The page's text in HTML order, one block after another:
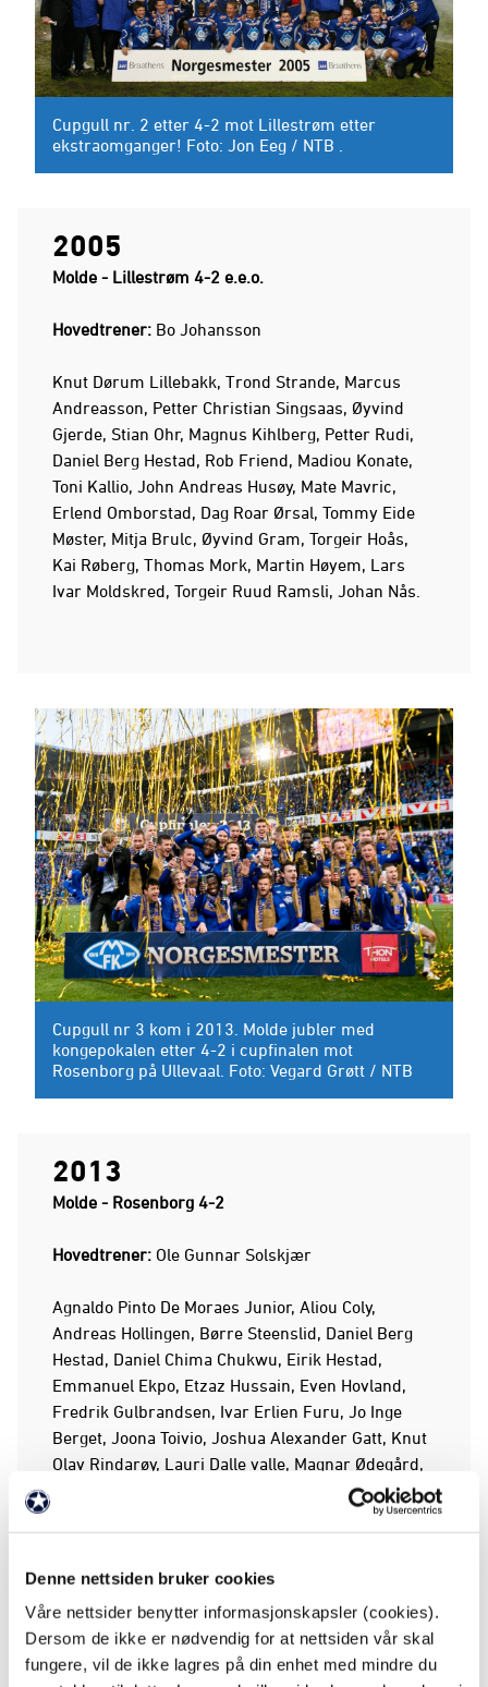
Denne nettsiden bruker cookies
Våre nettsider benytter informasjonskapsler (cookies).
Dersom de ikke er nødvendig for at nettsiden vår skal
fungere, vil de ikke lagres på din enhet med mindre du
Cupgull nr. 2 etter 4-2 mot Lillestrøm etter
ekstraomganger! Foto: Jon Eeg / NTB .
2005
Molde - Lillestrøm 4-2 e.e.o.
Hovedtrener: Bo Johansson
Knut Dørum Lillebakk, Trond Strande, Marcus
Andreasson, Petter Christian Singsaas, Øyvind
Gjerde, Stian Ohr, Magnus Kihlberg, Petter Rudi,
Daniel Berg Hestad, Rob Friend, Madiou Konate,
Toni Kallio, John Andreas Husøy, Mate Mavric,
Erlend Omborstad, Dag Roar Ørsal, Tommy Eide
Møster, Mitja Brulc, Øyvind Gram, Torgeir Hoås,
Kai Røberg, Thomas Mork, Martin Høyem, Lars
Ivar Moldskred, Torgeir Ruud Ramsli, Johan Nås.
Cupgull nr 3 kom i 2013. Molde jubler med
kongepokalen etter 4-2 i cupfinalen mot
Rosenborg på Ullevaal. Foto: Vegard Grøtt / NTB
2013
Molde - Rosenborg 4-2
Hovedtrener: Ole Gunnar Solskjær
Agnaldo Pinto De Moraes Junior, Aliou Coly,
Andreas Hollingen, Børre Steenslid, Daniel Berg
Hestad, Daniel Chima Chukwu, Eirik Hestad,
Emmanuel Ekpo, Etzaz Hussain, Even Hovland,
Fredrik Gulbrandsen, Ivar Erlien Furu, Jo Inge
Berget, Joona Toivio, Joshua Alexander Gatt, Knut
Olav Rindarøy, Lauri Dalle valle, Magnar Ødegård,
Magne Hoseth, Magne Simonsen, Magnus Wolff
Eikrem, Martin Linnes, Mats Møller Dæhli, Mattias
Svendsen, Tommy Høiland, Vegard Forren, Victor